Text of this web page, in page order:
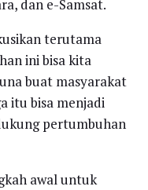
dan e-Samsat.
terutama
ini bisa kita
buat masyarakat
itu bisa menjadi
pertumbuhan
awal untuk